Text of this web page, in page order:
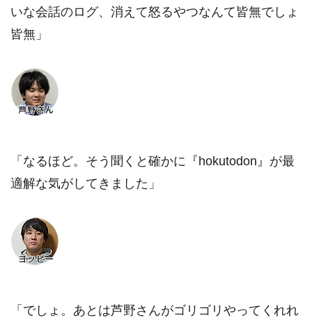
いな会話のログ、消えて怒るやつなんて皆無でしょ
皆無」
「なるほど。そう聞くと確かに『hokutodon』が最
適解な気がしてきました」
「でしょ。あとは芦野さんがゴリゴリやってくれれ